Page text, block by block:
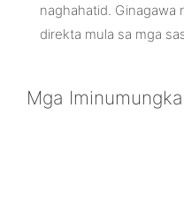
naghahatid. Ginagawa
direkta mula sa mga
Mga